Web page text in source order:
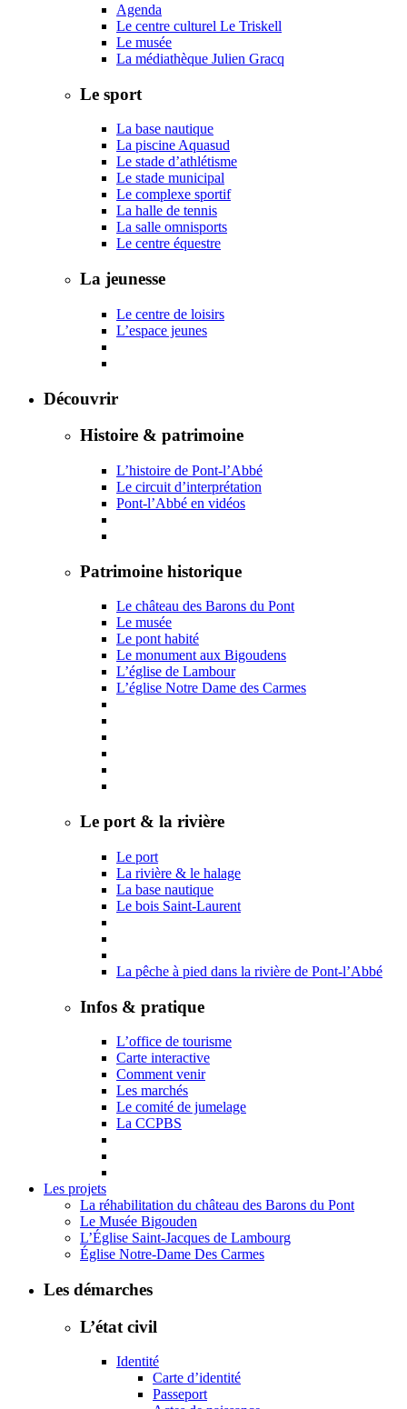
Agenda
Le centre culturel Le Triskell
Le musée
La médiathèque Julien Gracq
Le sport
La base nautique
La piscine Aquasud
Le stade d’athlétisme
Le stade municipal
Le complexe sportif
La halle de tennis
La salle omnisports
Le centre équestre
La jeunesse
Le centre de loisirs
L’espace jeunes
Découvrir
Histoire & patrimoine
L’histoire de Pont-l’Abbé
Le circuit d’interprétation
Pont-l’Abbé en vidéos
Patrimoine historique
Le château des Barons du Pont
Le musée
Le pont habité
Le monument aux Bigoudens
L’église de Lambour
L’église Notre Dame des Carmes
Le port & la rivière
Le port
La rivière & le halage
La base nautique
Le bois Saint-Laurent
La pêche à pied dans la rivière de Pont-l’Abbé
Infos & pratique
L’office de tourisme
Carte interactive
Comment venir
Les marchés
Le comité de jumelage
La CCPBS
Les projets
La réhabilitation du château des Barons du Pont
Le Musée Bigouden
L’Église Saint-Jacques de Lambourg
Église Notre-Dame Des Carmes
Les démarches
L’état civil
Identité
Carte d’identité
Passeport